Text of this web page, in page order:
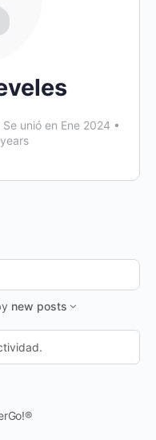
Se unió en Ene 2024 •
new posts